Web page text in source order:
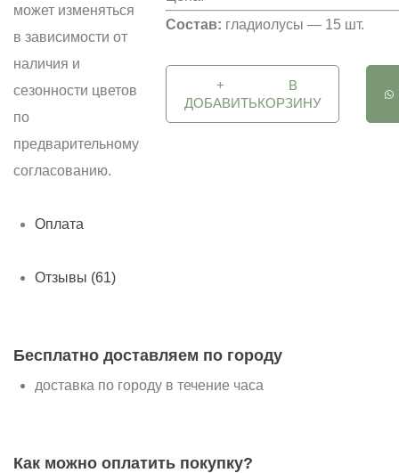
может изменяться
в зависимости от
наличия и
сезонности цветов
по
предварительному
согласованию.
Состав: гладиолусы — 15 шт.
+
ДОБАВИТЬ
В
КОРЗИНУ
Оплата
Отзывы (61)
Бесплатно доставляем по городу
доставка по городу в течение часа
Как можно оплатить покупку?